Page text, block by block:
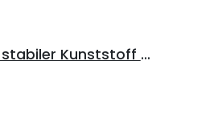
Haspel mit Sperre und Bremse "blau" aus stabiler Kunststoff dm 35cm